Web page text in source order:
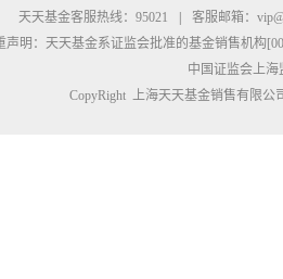
天天基金客服热线：95021
客服邮箱：
声明： 天天基金系证监会批准的基金销售机构
中国证监会上
CopyRight 上海天天基金销售有限